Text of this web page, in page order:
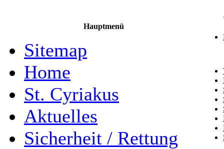
Hauptmenü
Sitemap
Home
St. Cyriakus
Aktuelles
Sicherheit / Rettung